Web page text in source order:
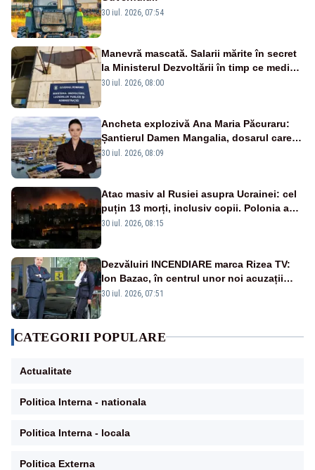
30 iul. 2026, 07:54
Manevră mascată. Salarii mărite în secret
la Ministerul Dezvoltării în timp ce medicii
ies în stradă
30 iul. 2026, 08:00
Ancheta explozivă Ana Maria Păcuraru:
Șantierul Damen Mangalia, dosarul care
scufundă apărarea României
30 iul. 2026, 08:09
Atac masiv al Rusiei asupra Ucrainei: cel
puțin 13 morți, inclusiv copii. Polonia a
ridicat avioanele de vânătoare
30 iul. 2026, 08:15
Dezvăluiri INCENDIARE marca Rizea TV:
Ion Bazac, în centrul unor noi acuzații
publice
30 iul. 2026, 07:51
CATEGORII POPULARE
Actualitate
Politica Interna - nationala
Politica Interna - locala
Politica Externa